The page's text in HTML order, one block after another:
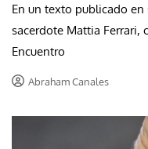
En un texto publicado
sacerdote Mattia Ferrari,
Encuentro
Abraham Canales